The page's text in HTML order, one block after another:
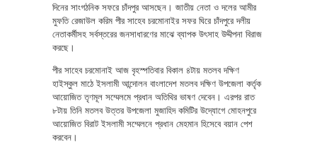
দিনের সাংগঠনিক সফরে চাঁদপুর আসছেন। জাতীয় নেতা ও দলের আমীর
মুফতি রেজাউল করিম পীর সাহেব চরমোনাইর সফর ঘিরে চাঁদপুরে দলীয়
নেতাকর্মীসহ সর্বস্তরের জনসাধারণের মাঝে ব্যাপক উৎসাহ উদ্দীপনা বিরাজ
করছে।
পীর সাহেব চরমোনাই আজ বৃহস্পতিবার বিকাল ৪টায় মতলব দক্ষিণ
হাইস্কুল মাঠে ইসলামী আন্দোলন বাংলাদেশ মতলব দক্ষিণ উপজেলা কর্তৃক
আয়োজিত তৃণমূল সম্মেলমে প্রধান অতিথির ভাষণ দেবেন। এরপর রাত
৮টায় তিনি মতলব উত্তর উপজেলা মুজাহিদ কমিটির উদ্যোগে মোহনপুরে
আয়োজিত বিরাট ইসলামী সম্মেলনে প্রধান মেহমান হিসেবে বয়ান পেশ
করবেন।